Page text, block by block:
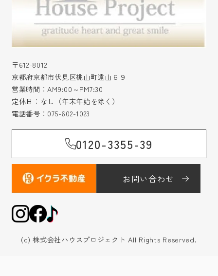
〒612-8012
京都府京都市伏見区桃山町遠山６９
営業時間：AM9:00～PM7:30
定休日：なし（年末年始を除く）
電話番号： 075-602-1023
0120-3355-39
お問い合わせ
(c) 株式会社ハウスプロジェクト All Rights Reserved.